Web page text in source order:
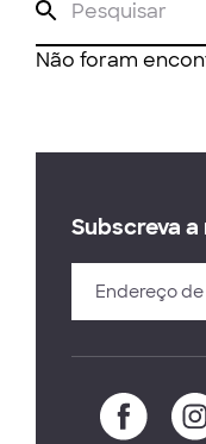
Não foram
Subscreva